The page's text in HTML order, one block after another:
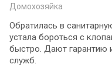
Домохозяйка
Обратилась в
устала бороться с
быстро. Дают гарантию
служб.